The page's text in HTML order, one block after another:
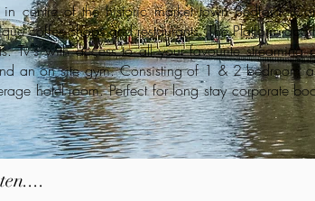
centre of the historic market town Bedford.
coffee shops and restaurants. The Platform
Tv's with access to all your favourite streaming
an on site gym. Consisting of 1 & 2 bedroom
hotel room. Perfect for long stay corporate